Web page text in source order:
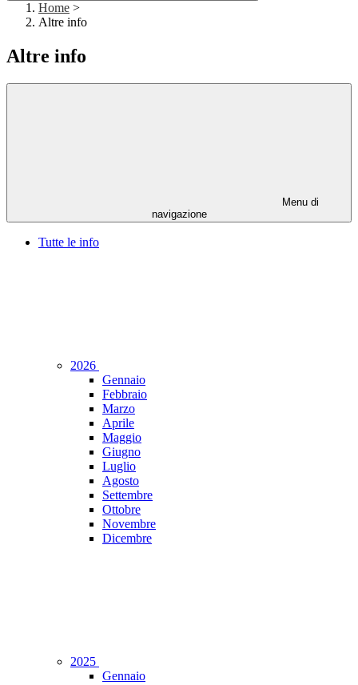
Home >
Altre info
Altre info
Menu di
navigazione
Tutte le info
2026
Gennaio
Febbraio
Marzo
Aprile
Maggio
Giugno
Luglio
Agosto
Settembre
Ottobre
Novembre
Dicembre
2025
Gennaio